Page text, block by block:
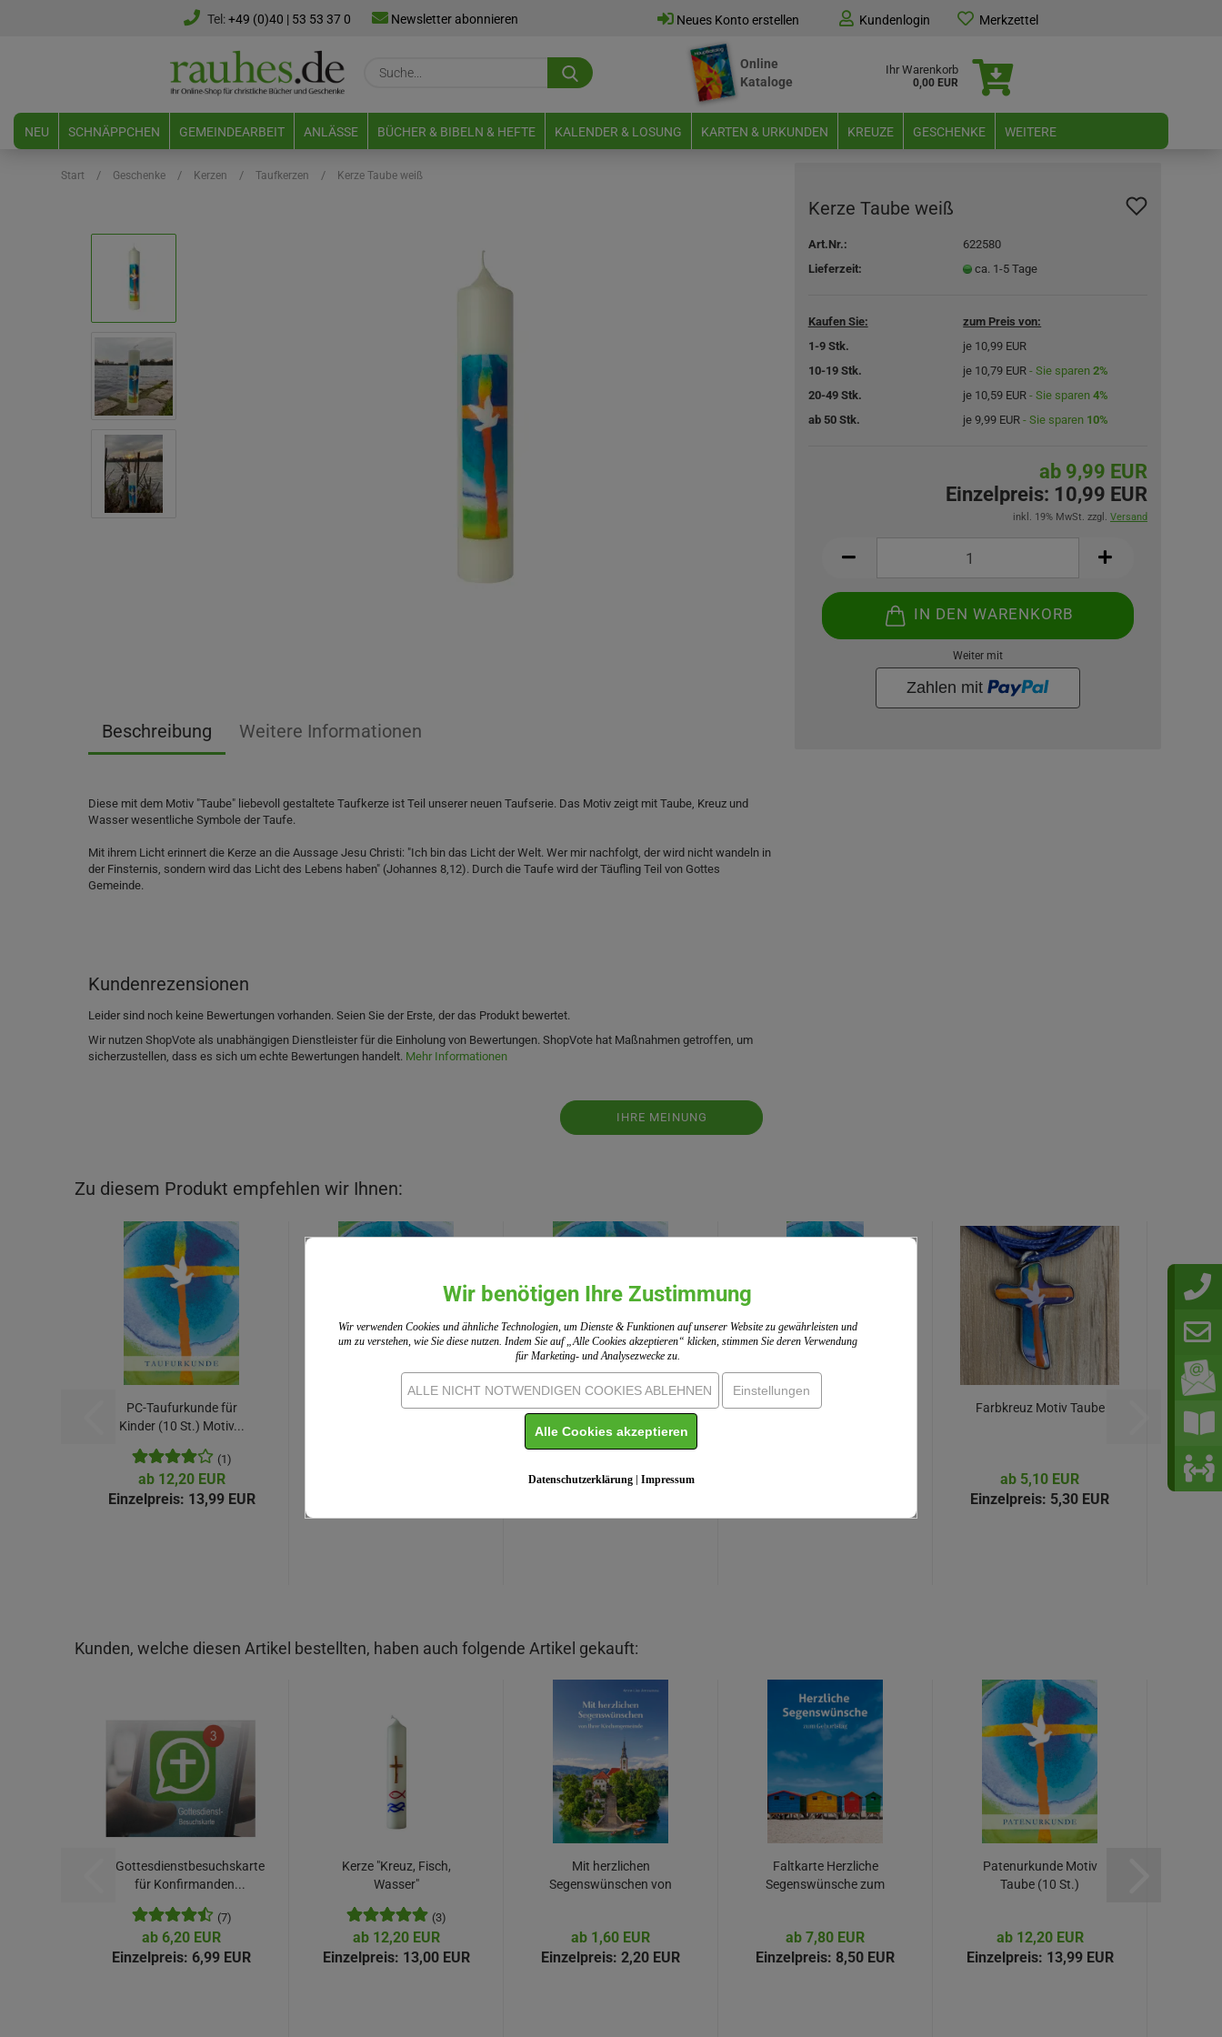
Tel:+49 (0)40 | 53 53 37 0 Newsletter abonnieren Neues Konto erstellen Kundenlogin Merkzettel
Suche...
Online
Kataloge
Ihr Warenkorb
0,00 EUR
NEU SCHNÄPPCHEN GEMEINDEARBEIT ANLÄSSE BÜCHER & BIBELN & HEFTE KALENDER & LOSUNG KARTEN & URKUNDEN KREUZE GESCHENKE WEITERE
Start / Geschenke / Kerzen / Taufkerzen / Kerze Taube weiß
Kerze Taube weiß
Art.Nr.:
622580
Lieferzeit:
ca. 1-5 Tage
Kaufen Sie:
zum Preis von:
1-9 Stk.
je 10,99 EUR
10-19 Stk.
je 10,79 EUR- Sie sparen2%
20-49 Stk.
je 10,59 EUR- Sie sparen4%
ab 50 Stk.
je 9,99 EUR- Sie sparen 10%
ab 9,99 EUR
Einzelpreis: 10,99 EUR
inkl. 19% MwSt. zzgl. Versand
IN DEN WARENKORB
Weiter mit
Beschreibung Weitere Informationen
Diese mit dem Motiv "Taube" liebevoll gestaltete Taufkerze ist Teil unserer neuen Taufserie. Das Motiv zeigt mit Taube, Kreuz und
Wasser wesentliche Symbole der Taufe.
Mit ihrem Licht erinnert die Kerze an die Aussage Jesu Christi: "Ich bin das Licht der Welt. Wer mir nachfolgt, der wird nicht wandeln in
der Finsternis, sondern wird das Licht des Lebens haben" (Johannes 8,12). Durch die Taufe wird der Täufling Teil von Gottes
Gemeinde.
Kundenrezensionen
Leider sind noch keine Bewertungen vorhanden. Seien Sie der Erste, der das Produkt bewertet.
Wir nutzen ShopVote als unabhängigen Dienstleister für die Einholung von Bewertungen. ShopVote hat Maßnahmen getroffen, um
sicherzustellen, dass es sich um echte Bewertungen handelt. Mehr Informationen
IHRE MEINUNG
Zu diesem Produkt empfehlen wir Ihnen:
PC-Taufurkunde für
Kinder (10 St.) Motiv...
(1)
ab 12,20 EUR
Einzelpreis: 13,99 EUR
Taufurkunde für Kinder
PC-Taufurkunde für
Erwachsene (10 St.)
ab 12,20 EUR
PC-Karte Taufzeugen
Farbkreuz Motiv Taube
ab 5,10 EUR
Einzelpreis: 5,30 EUR
Kunden, welche diesen Artikel bestellten, haben auch folgende Artikel gekauft:
Gottesdienstbesuchskarte
für Konfirmanden...
(7)
ab 6,20 EUR
Einzelpreis: 6,99 EUR
Kerze "Kreuz, Fisch,
Wasser"
(3)
ab 12,20 EUR
Einzelpreis: 13,00 EUR
Mit herzlichen
Segenswünschen von
ab 1,60 EUR
Einzelpreis: 2,20 EUR
Faltkarte Herzliche
Segenswünsche zum
ab 7,80 EUR
Einzelpreis: 8,50 EUR
Patenurkunde Motiv
Taube (10 St.)
ab 12,20 EUR
Einzelpreis: 13,99 EUR
Wir benötigen Ihre Zustimmung
Wir verwenden Cookies und ähnliche Technologien, um Dienste & Funktionen auf unserer Website zu gewährleisten und
um zu verstehen, wie Sie diese nutzen. Indem Sie auf „Alle Cookies akzeptieren“ klicken, stimmen Sie deren Verwendung
für Marketing- und Analysezwecke zu.
ALLE NICHT NOTWENDIGEN COOKIES ABLEHNEN Einstellungen
Alle Cookies akzeptieren
Datenschutzerklärung| Impressum